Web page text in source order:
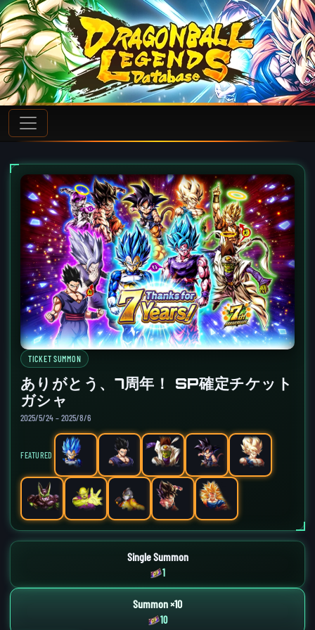
TICKET SUMMON
ありがとう、7周年！ SP確定チケット
ガシャ
2025/5/24 – 2025/8/6
FEATURED
Single Summon
1
Summon ×10
10